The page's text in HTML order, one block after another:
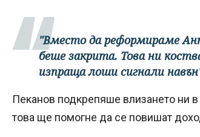
"Вместо да реформираме
беше закрита. Това ни
изпраща лоши сигнали
Пеканов подкрепяше влизането ни
това ще помогне да се повишат